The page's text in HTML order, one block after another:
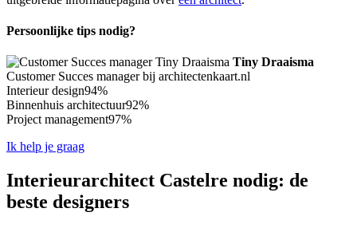
Persoonlijke tips nodig?
Tiny Draaisma
Customer Succes manager bij architectenkaart.nl
Interieur design94%
Binnenhuis architectuur92%
Project management97%
Ik help je graag
Interieurarchitect Castelre nodig: de
beste designers